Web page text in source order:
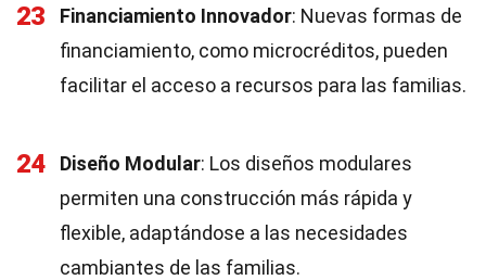
23 Financiamiento Innovador: Nuevas formas de
financiamiento, como microcréditos, pueden
facilitar el acceso a recursos para las familias.
24 Diseño Modular: Los diseños modulares
permiten una construcción más rápida y
flexible, adaptándose a las necesidades
cambiantes de las familias.